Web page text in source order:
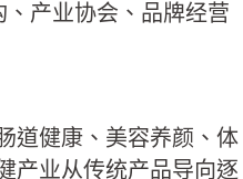
、产业协会、品牌经营
道健康、美容养颜、体
产业从传统产品导向逐